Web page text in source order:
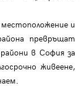
и
превръщат
в София за
живеене,